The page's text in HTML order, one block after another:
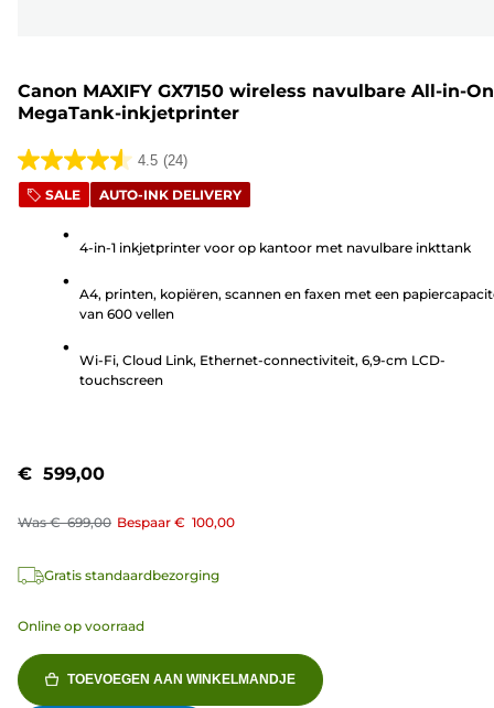
Canon MAXIFY GX7150 wireless navulbare All-in-
MegaTank-inkjetprinter
4.5 (24)
4.5
van
sterren.
SALE AUTO-INK DELIVERY
4-in-1 inkjetprinter voor op kantoor met navulbare inkttank
A4, printen, kopiëren, scannen en faxen met een
van 600 vellen
Wi-Fi, Cloud Link, Ethernet-connectiviteit, 6,9-cm LCD-
touchscreen
€ 599,00
Was€ 699,00 Bespaar € 100,00
Gratis standaardbezorging
Online op voorraad
TOEVOEGEN AAN WINKELMANDJE